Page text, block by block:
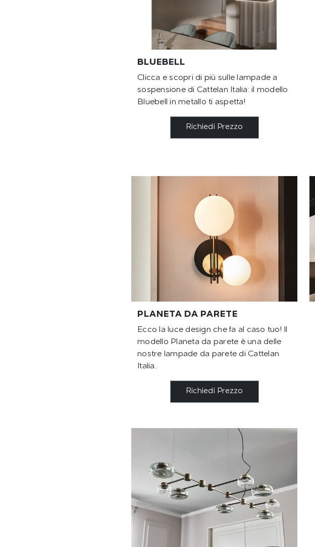
BLUEBELL
Clicca e scopri di più sulle lampade a
sospensione di Cattelan Italia: il modello
Bluebell in metallo ti aspetta!
Richiedi Prezzo
PLANETA DA PARETE
Ecco la luce design che fa al caso tuo! Il
modello Planeta da parete è una delle
nostre lampade da parete di Cattelan
Italia.
Richiedi Prezzo